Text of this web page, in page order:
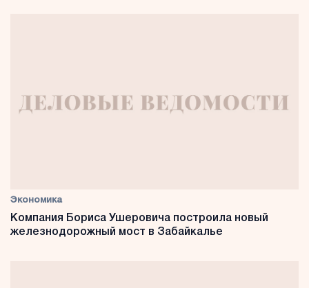
Экономика
Компания Бориса Ушеровича построила новый
железнодорожный мост в Забайкалье